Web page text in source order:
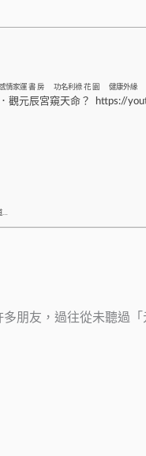
家運 書 房 功名利祿 花 園 健康外緣
觀元辰宮窺天命？ https://
…
朋友，過往從未聽過